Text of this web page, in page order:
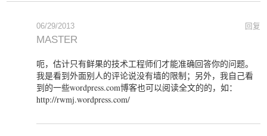
回复
06/29/2013
MASTER
呃，估计只有鲜果的技术工程师们才能准确回答你的问题。
我是看到外面别人的评论说没有墙的限制；另外，我自己看
到的一些wordpress.com博客也可以阅读全文的的，如：
http://rwmj.wordpress.com/